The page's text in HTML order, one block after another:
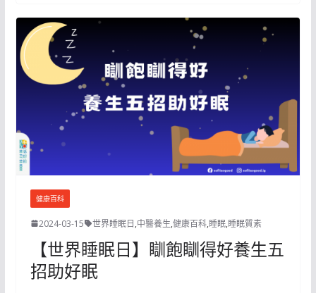
健康百科
2024-03-15 世界睡眠日,中醫養生,健康百科,睡眠,睡眠質素
【世界睡眠日】瞓飽瞓得好養生五
招助好眠